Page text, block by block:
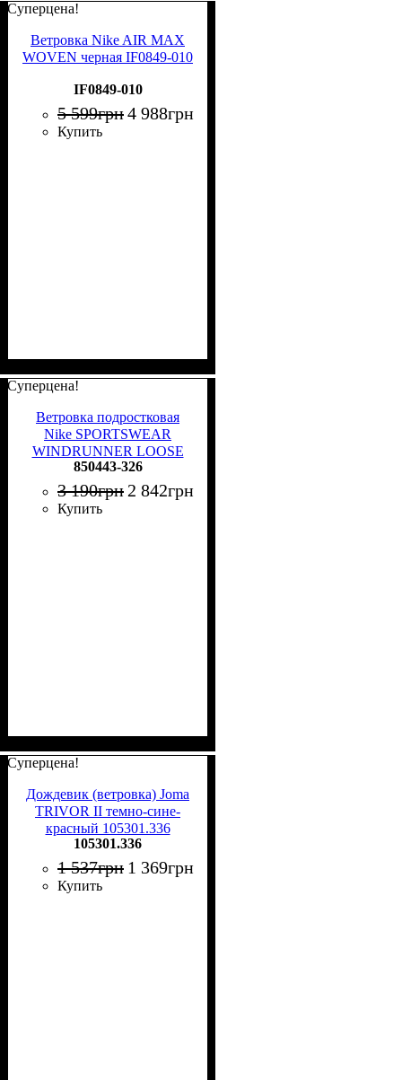
Суперцена!
Ветровка Nike AIR MAX
WOVEN черная IF0849-010
IF0849-010
5 599грн4 988грн
Купить
Суперцена!
Ветровка подростковая
Nike SPORTSWEAR
WINDRUNNER LOOSE
HIP-LENGTH оливково-
светло-зеленая 850443-326
850443-326
3 190грн 2 842грн
Купить
Суперцена!
Дождевик (ветровка) Joma
TRIVOR II темно-сине-
красный 105301.336
105301.336
1 537грн 1 369грн
Купить